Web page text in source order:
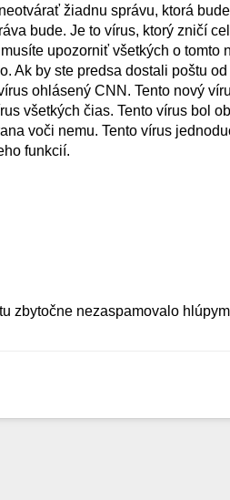
žiadnu správu, ktorá
bude. Je to vírus, ktorý zničí
upozorniť všetkých o
Ak by ste predsa dostali poštu
ohlásený CNN. Tento nový
všetkých čias. Tento vírus bol
voči nemu. Tento vírus
funkcií.
zbytočne nezaspamovalo